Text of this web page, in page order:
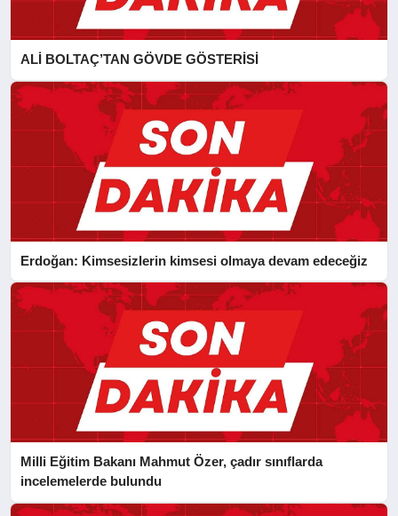
ALİ BOLTAÇ’TAN GÖVDE GÖSTERİSİ
Erdoğan: Kimsesizlerin kimsesi olmaya devam edeceğiz
Milli Eğitim Bakanı Mahmut Özer, çadır sınıflarda
incelemelerde bulundu